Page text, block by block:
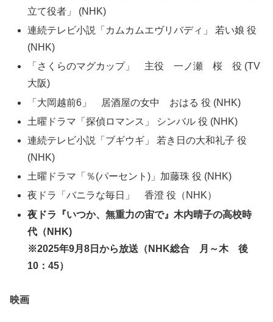
立て役者」 (NHK)
連続テレビ小説「カムカムエヴリバディ」 若い娘 役
(NHK)
「さくらのマグカップ」 主役 一ノ瀬 桜 役 (TV
大阪)
「大岡越前6」 居酒屋の女中 おはる 役 (NHK)
土曜ドラマ「探偵ロマンス」 シンバル 役 (NHK)
連続テレビ小説「ブギウギ」 若き日の大和礼子 役
(NHK)
土曜ドラマ「％(パーセント)」加藤珠 役 (NHK)
夜ドラ「バニラな毎日」 香澄 役（NHK）
夜ドラ『いつか、無重力の宙で』木内晴子の高校時
代（NHK)
※2025年9月8日から放送（NHK総合 月～木 後
10：45）
映画